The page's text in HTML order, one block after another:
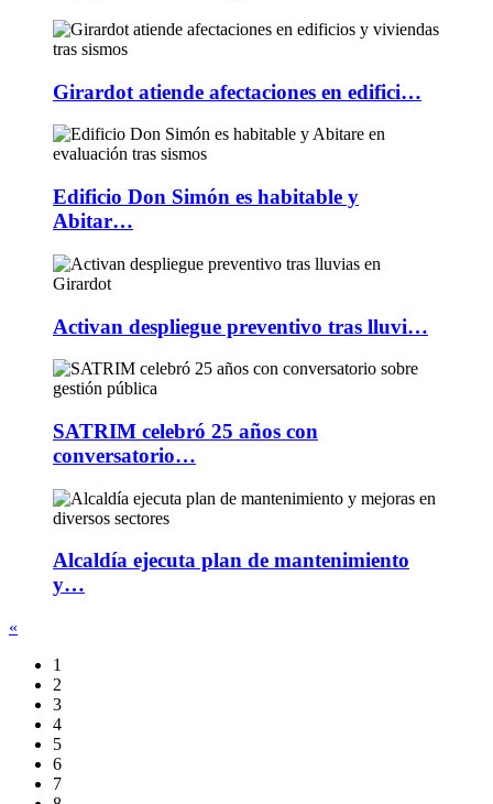
Girardot atiende afectaciones en edifici…
Edificio Don Simón es habitable y
Abitar…
Activan despliegue preventivo tras lluvi…
SATRIM celebró 25 años con
conversatorio…
Alcaldía ejecuta plan de mantenimiento
y…
«
1
2
3
4
5
6
7